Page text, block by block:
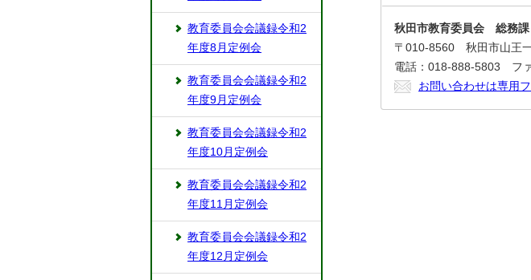
秋田市教育委員会 総務課
〒010-8560 秋田市山王
電話：018-888-5803 フ
お問い合わせは専用
教育委員会会議録令和2
年度8月定例会
教育委員会会議録令和2
年度9月定例会
教育委員会会議録令和2
年度10月定例会
教育委員会会議録令和2
年度11月定例会
教育委員会会議録令和2
年度12月定例会